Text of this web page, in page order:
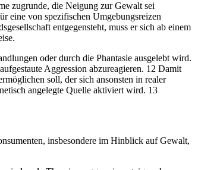
zugrunde, die Neigung zur Gewalt sei
eine von spezifischen Umgebungsreizen
entgegensteht, muss er sich ab einem
oder durch die Phantasie ausgelebt wird.
Aggression abzureagieren. 12 Damit
soll, der sich ansonsten in realer
angelegte Quelle aktiviert wird. 13
insbesondere im Hinblick auf Gewalt,